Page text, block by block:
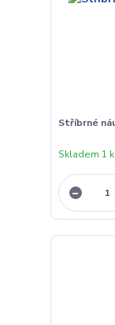
Stříbrné
Skladem 1